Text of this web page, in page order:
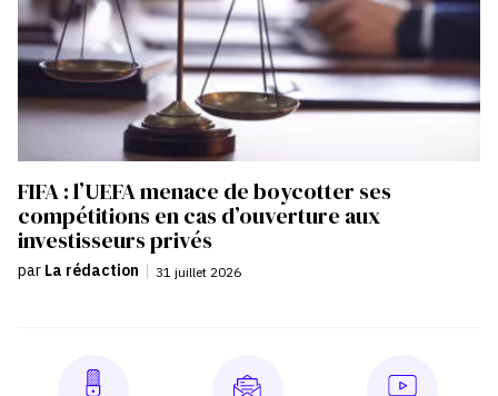
FIFA : l’UEFA menace de boycotter ses
compétitions en cas d’ouverture aux
investisseurs privés
par La rédaction | 31 juillet 2026